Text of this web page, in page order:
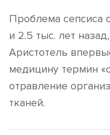
Проблема сепсиса
и 2.5 тыс. лет
Аристотель
медицину термин
отравление
тканей.